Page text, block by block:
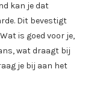
kan je dat
Dit bevestigt
is goed voor je,
wat draagt bij
je bij aan het